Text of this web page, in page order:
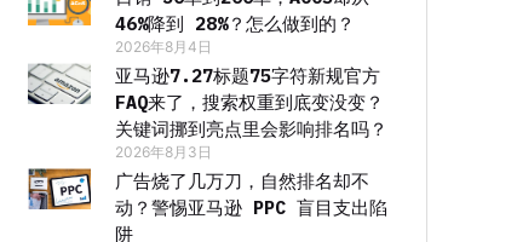
46%降到 28%？怎么做到的？
2026年8月4日
亚马逊7.27标题75字符新规官方
FAQ来了，搜索权重到底变没变？
关键词挪到亮点里会影响排名吗？
2026年8月3日
广告烧了几万刀，自然排名却不
动？警惕亚马逊 PPC 盲目支出陷
阱